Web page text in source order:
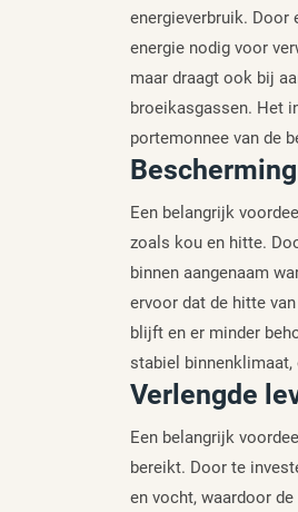
energieverbruik. Door
energie nodig voor
maar draagt ook bij
broeikasgassen. Het
portemonnee van de
Een belangrijk
zoals kou en hitte.
binnen aangenaam
ervoor dat de hitte
blijft en er minder
stabiel binnenklimaat,
Verlengde
Een belangrijk
bereikt. Door te
en vocht, waardoor